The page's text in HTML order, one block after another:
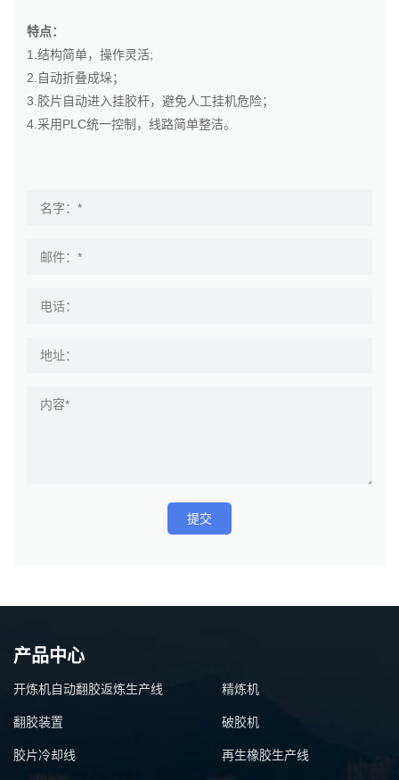
特点：
1.结构简单，操作灵活;
2.自动折叠成垛；
3.胶片自动进入挂胶杆，避免人工挂机危险；
4.采用PLC统一控制，线路简单整洁。
提交
产品中心
开炼机自动翻胶返炼生产线
翻胶装置
胶片冷却线
精炼机
破胶机
再生橡胶生产线